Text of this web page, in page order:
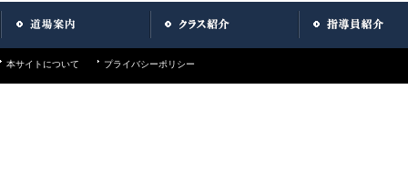
本サイトについて プライバシーポリシー